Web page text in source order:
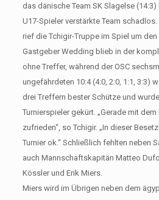
das dänische Team SK Slagelse
U17-Spieler verstärkte Team
rief die Tchigir-Truppe im Spiel um den
Gastgeber Wedding blieb in der
ohne Treffer, während der OSC
ungefährdeten 10:4 (4:0, 2:0, 1:1, 3:3)
drei Treffern bester Schütze und
Turnierspieler gekürt. „Gerade mit
zufrieden“, so Tchigir. „In dieser
Turnier ok.“ Schließlich fehlten neben
auch Mannschaftskapitän Matteo
Kössler und Erik Miers.
Miers wird im Übrigen neben dem